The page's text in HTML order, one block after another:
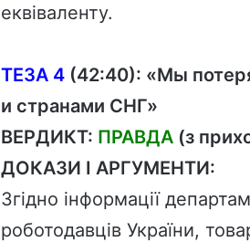
еквіваленту.
ТЕЗА 4 (42:40): «Мы
и странами СНГ»
ВЕРДИКТ: ПРАВДА (з
ДОКАЗИ І АРГУМЕНТИ:
Згідно інформації
роботодавців України,